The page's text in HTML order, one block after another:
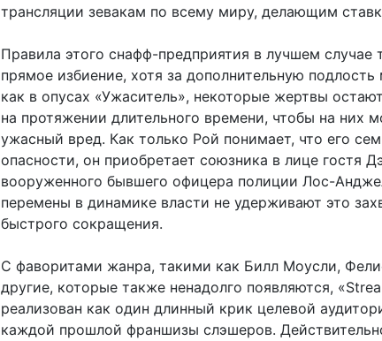
трансляции зевакам по всему миру, делающим
Правила этого снафф-предприятия в лучшем случае
прямое избиение, хотя за дополнительную
как в опусах «Ужаситель», некоторые жертвы
на протяжении длительного времени, чтобы на них
ужасный вред. Как только Рой понимает, что его
опасности, он приобретает союзника в лице гостя
вооруженного бывшего офицера полиции Лос-
перемены в динамике власти не удерживают это
быстрого сокращения.
С фаворитами жанра, такими как Билл Моусли,
другие, которые также ненадолго появляются,
реализован как один длинный крик целевой
каждой прошлой франшизы слэшеров.